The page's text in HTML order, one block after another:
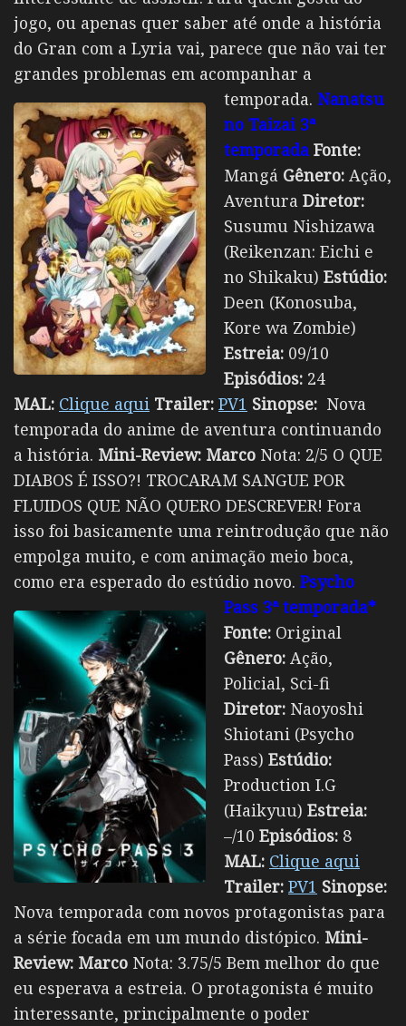
jogo, ou apenas quer saber até onde a história
do Gran com a Lyria vai, parece que não vai ter
grandes problemas em acompanhar a
temporada. Nanatsu
no Taizai 3ª
temporada Fonte:
Mangá Gênero: Ação,
Aventura Diretor:
Susumu Nishizawa
(Reikenzan: Eichi e
no Shikaku) Estúdio:
Deen (Konosuba,
Kore wa Zombie)
Estreia: 09/10
Episódios: 24
MAL: Clique aqui Trailer: PV1 Sinopse: Nova
temporada do anime de aventura continuando
a história. Mini-Review: Marco Nota: 2/5 O QUE
DIABOS É ISSO?! TROCARAM SANGUE POR
FLUIDOS QUE NÃO QUERO DESCREVER! Fora
isso foi basicamente uma reintrodução que não
empolga muito, e com animação meio boca,
como era esperado do estúdio novo. Psycho
Pass 3ª temporada*
Fonte: Original
Gênero: Ação,
Policial, Sci-fi
Diretor: Naoyoshi
Shiotani (Psycho
Pass) Estúdio:
Production I.G
(Haikyuu) Estreia:
–/10 Episódios: 8
MAL: Clique aqui
Trailer: PV1 Sinopse:
Nova temporada com novos protagonistas para
a série focada em um mundo distópico. Mini-
Review: Marco Nota: 3.75/5 Bem melhor do que
eu esperava a estreia. O protagonista é muito
interessante, principalmente o poder